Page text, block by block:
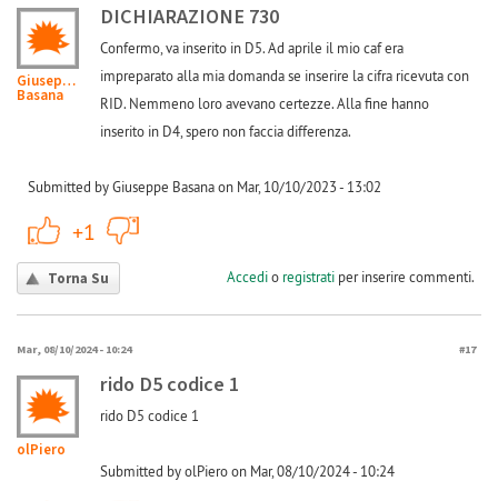
Giuseppe
Basana
DICHIARAZIONE 730
Confermo, va inserito in D5. Ad aprile il mio caf era
impreparato alla mia domanda se inserire la cifra ricevuta con
RID. Nemmeno loro avevano certezze. Alla fine hanno
inserito in D4, spero non faccia differenza.
Submitted by Giuseppe Basana on Mar, 10/10/2023 - 13:02
+1
Torna Su Accedio registratiper inserire commenti.
Mar, 08/10/2024 - 10:24 #17
olPiero
rido D5 codice 1
rido D5 codice 1
Submitted by olPiero on Mar, 08/10/2024 - 10:24